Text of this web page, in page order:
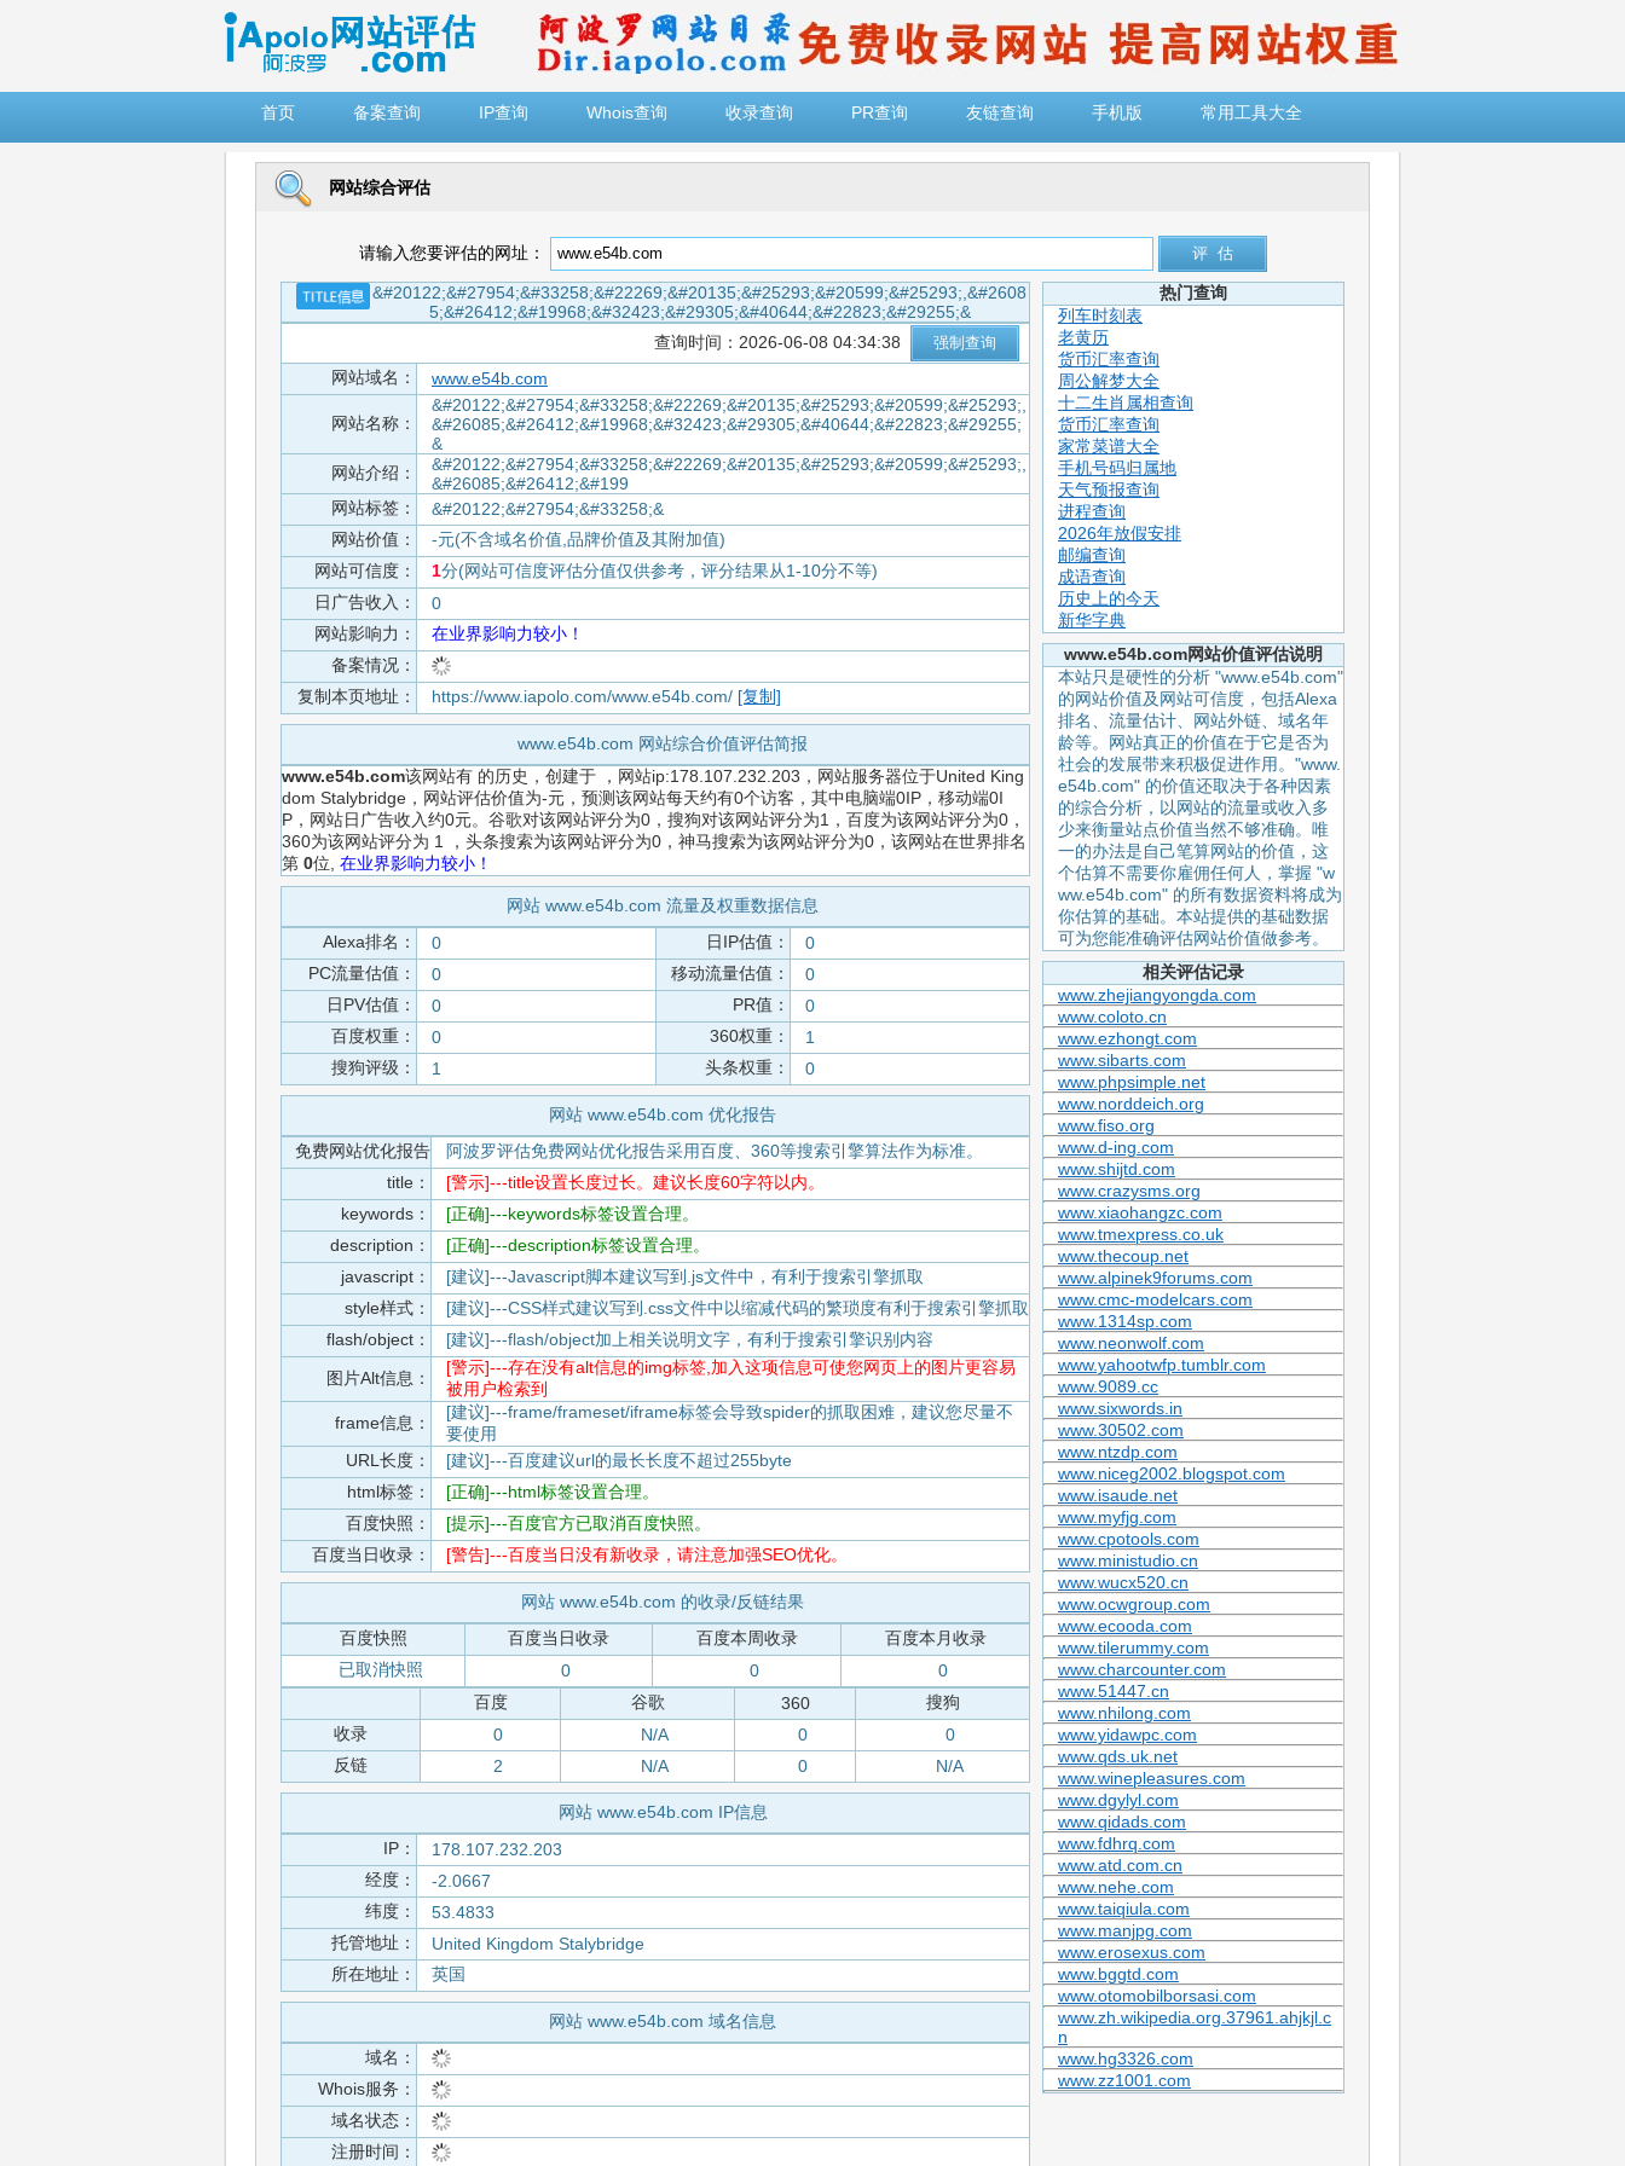
首页
备案查询 IP查询 Whois查询 收录查询 PR查询 友链查询 手机版 常用工具大全
网站综合评估
请输入您要评估的网址：
&#20122;&#27954;&#33258;&#22269;&#20135;&#25293;&#20599;&#25293;,&#2608
5;&#26412;&#19968;&#32423;&#29305;&#40644;&#22823;&#29255;&
查询时间：2026-06-08 04:34:38
网站域名：
www.e54b.com
网站名称：
&#20122;&#27954;&#33258;&#22269;&#20135;&#25293;&#20599;&#25293;,
&#26085;&#26412;&#19968;&#32423;&#29305;&#40644;&#22823;&#29255;
&
网站介绍：
&#20122;&#27954;&#33258;&#22269;&#20135;&#25293;&#20599;&#25293;,
&#26085;&#26412;&#199
网站标签：
&#20122;&#27954;&#33258;&
网站价值：
-元(不含域名价值,品牌价值及其附加值)
网站可信度：
1分(网站可信度评估分值仅供参考，评分结果从1-10分不等)
日广告收入：
0
网站影响力：
在业界影响力较小！
备案情况：
复制本页地址：
https://www.iapolo.com/www.e54b.com/ [复制]
www.e54b.com 网站综合价值评估简报
www.e54b.com该网站有 的历史，创建于
，网站ip:178.107.232.203，网站服务器位于United King
dom Stalybridge，网站评估价值为-元，预测该网站每天约有0个访客，其中电脑端0IP，移动端0I
P，网站日广告收入约0元。谷歌对该网站评分为0，搜狗对该网站评分为1，百度为该网站评分为0，
360为该网站评分为 1 ，头条搜索为该网站评分为0，神马搜索为该网站评分为0，该网站在世界排名
第 0位, 在业界影响力较小！
网站 www.e54b.com 流量及权重数据信息
Alexa排名：
0 日IP估值：
0
PC流量估值：
0 移动流量估值：
0
日PV估值：
0 PR值：
0
百度权重：
0 360权重：
1
搜狗评级：
1 头条权重： 0
网站 www.e54b.com 优化报告
免费网站优化报告
阿波罗评估免费网站优化报告采用百度、360等搜索引擎算法作为标准。
title：
[警示]---title设置长度过长。建议长度60字符以内。
keywords：
[正确]---keywords标签设置合理。
description：
[正确]---description标签设置合理。
javascript：
[建议]---Javascript脚本建议写到.js文件中，有利于搜索引擎抓取
style样式：
[建议]---CSS样式建议写到.css文件中以缩减代码的繁琐度有利于搜索引擎抓取
flash/object：
[建议]---flash/object加上相关说明文字，有利于搜索引擎识别内容
图片Alt信息：
[警示]---存在没有alt信息的img标签,加入这项信息可使您网页上的图片更容易
被用户检索到
frame信息：
[建议]---frame/frameset/iframe标签会导致spider的抓取困难，建议您尽量不
要使用
URL长度：
[建议]---百度建议url的最长长度不超过255byte
html标签：
[正确]---html标签设置合理。
百度快照：
[提示]---百度官方已取消百度快照。
百度当日收录：
[警告]---百度当日没有新收录，请注意加强SEO优化。
网站 www.e54b.com 的收录/反链结果
百度快照
百度当日收录 百度本周收录
百度本月收录
已取消快照
0 0
0
百度
谷歌 360
搜狗
收录
0 N/A 0
0
反链
2 N/A 0 N/A
网站 www.e54b.com IP信息
IP：
178.107.232.203
经度：
-2.0667
纬度：
53.4833
托管地址：
United Kingdom Stalybridge
所在地址：
英国
网站 www.e54b.com 域名信息
域名：
Whois服务：
域名状态：
注册时间：
热门查询
列车时刻表
老黄历
货币汇率查询
周公解梦大全
十二生肖属相查询
货币汇率查询
家常菜谱大全
手机号码归属地
天气预报查询
进程查询
2026年放假安排
邮编查询
成语查询
历史上的今天
新华字典
www.e54b.com网站价值评估说明
本站只是硬性的分析 "www.e54b.com"
的网站价值及网站可信度，包括Alexa
排名、流量估计、网站外链、域名年
龄等。网站真正的价值在于它是否为
社会的发展带来积极促进作用。"www.
e54b.com" 的价值还取决于各种因素
的综合分析，以网站的流量或收入多
少来衡量站点价值当然不够准确。唯
一的办法是自己笔算网站的价值，这
个估算不需要你雇佣任何人，掌握 "w
ww.e54b.com" 的所有数据资料将成为
你估算的基础。本站提供的基础数据
可为您能准确评估网站价值做参考。
相关评估记录
www.zhejiangyongda.com
www.coloto.cn
www.ezhongt.com
www.sibarts.com
www.phpsimple.net
www.norddeich.org
www.fiso.org
www.d-ing.com
www.shijtd.com
www.crazysms.org
www.xiaohangzc.com
www.tmexpress.co.uk
www.thecoup.net
www.alpinek9forums.com
www.cmc-modelcars.com
www.1314sp.com
www.neonwolf.com
www.yahootwfp.tumblr.com
www.9089.cc
www.sixwords.in
www.30502.com
www.ntzdp.com
www.niceg2002.blogspot.com
www.isaude.net
www.myfjg.com
www.cpotools.com
www.ministudio.cn
www.wucx520.cn
www.ocwgroup.com
www.ecooda.com
www.tilerummy.com
www.charcounter.com
www.51447.cn
www.nhilong.com
www.yidawpc.com
www.qds.uk.net
www.winepleasures.com
www.dgylyl.com
www.qidads.com
www.fdhrq.com
www.atd.com.cn
www.nehe.com
www.taiqiula.com
www.manjpg.com
www.erosexus.com
www.bggtd.com
www.otomobilborsasi.com
www.zh.wikipedia.org.37961.ahjkjl.c
n
www.hg3326.com
www.zz1001.com